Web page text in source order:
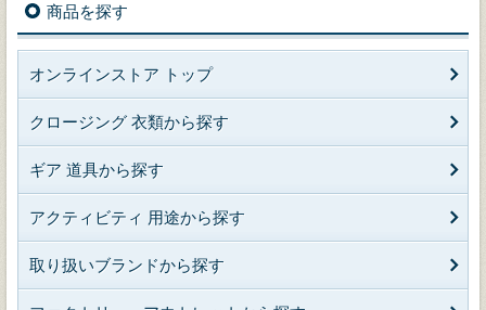
商品を探す
オンラインストア トップ
クロージング 衣類から探す
ギア 道具から探す
アクティビティ 用途から探す
取り扱いブランドから探す